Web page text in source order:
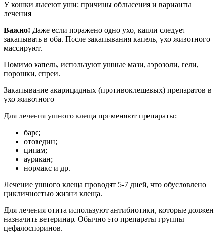
У кошки лысеют уши: причины облысения и варианты
лечения
Важно! Даже если поражено одно ухо, капли следует
закапывать в оба. После закапывания капель, ухо животного
массируют.
Помимо капель, используют ушные мази, аэрозоли, гели,
порошки, спреи.
Закапывание акарицидных (противоклещевых) препаратов в
ухо животного
Для лечения ушного клеща применяют препараты:
барс;
отоведин;
ципам;
аурикан;
нормакс и др.
Лечение ушного клеща проводят 5-7 дней, что обусловлено
цикличностью жизни клеща.
Для лечения отита используют антибиотики, которые должен
назначить ветеринар. Обычно это препараты группы
цефалоспоринов.